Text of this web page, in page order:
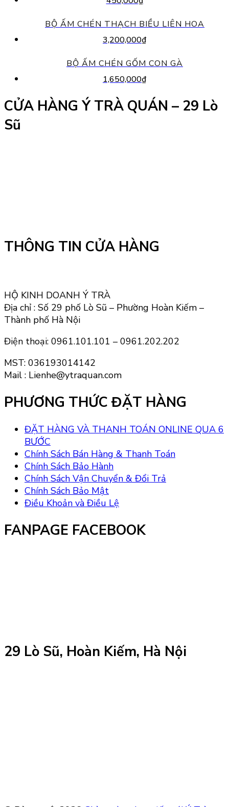
BỘ ẤM CHÉN THẠCH BIỀU LIÊN HOA
3,200,000₫
BỘ ẤM CHÉN GỐM CON GÀ
1,650,000₫
CỬA HÀNG Ý TRÀ QUÁN – 29 Lò
Sũ
THÔNG TIN CỬA HÀNG
HỘ KINH DOANH Ý TRÀ
Địa chỉ : Số 29 phố Lò Sũ – Phường Hoàn Kiếm –
Thành phố Hà Nội
Điện thoại: 0961.101.101 – 0961.202.202
MST: 036193014142
Mail : Lienhe@ytraquan.com
PHƯƠNG THỨC ĐẶT HÀNG
ĐẶT HÀNG VÀ THANH TOÁN ONLINE QUA 6
BƯỚC
Chính Sách Bán Hàng & Thanh Toán
Chính Sách Bảo Hành
Chính Sách Vận Chuyển & Đổi Trả
Chính Sách Bảo Mật
Điều Khoản và Điều Lệ
FANPAGE FACEBOOK
29 Lò Sũ, Hoàn Kiếm, Hà Nội